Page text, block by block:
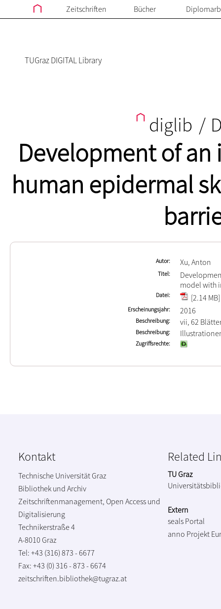
Zeitschriften Bücher
TUGraz DIGITAL Library
diglib /
Development of
human epidermal
Autor Xu, Anton
Titel
model with
Datei [2.14 MB]
Erscheinungsjahr 2016
Beschreibung vii, 62
Beschreibung
Zugriffsrechte
Kontakt
Technische Universität Graz
Bibliothek und Archiv
Zeitschriftenmanagement, Open Access und
Digitalisierung
Technikerstraße 4
A-8010 Graz
Tel: +43 (316) 873 - 6677
Fax: +43 (0) 316 - 873 - 6674
zeitschriften.bibliothek@tugraz.at
Related
TU Graz
Extern
seals Portal
anno Projekt